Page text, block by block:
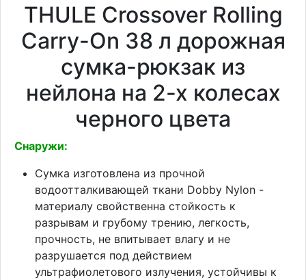
THULE Crossover Rolling
Carry-On 38 л дорожная
сумка-рюкзак из
нейлона на 2-х колесах
черного цвета
Снаружи:
Сумка изготовлена из прочной
водоотталкивающей ткани Dobby Nylon -
материалу свойственна стойкость к
разрывам и грубому трению, легкость,
прочность, не впитывает влагу и не
разрушается под действием
ультрафиолетового излучения, устойчивы к